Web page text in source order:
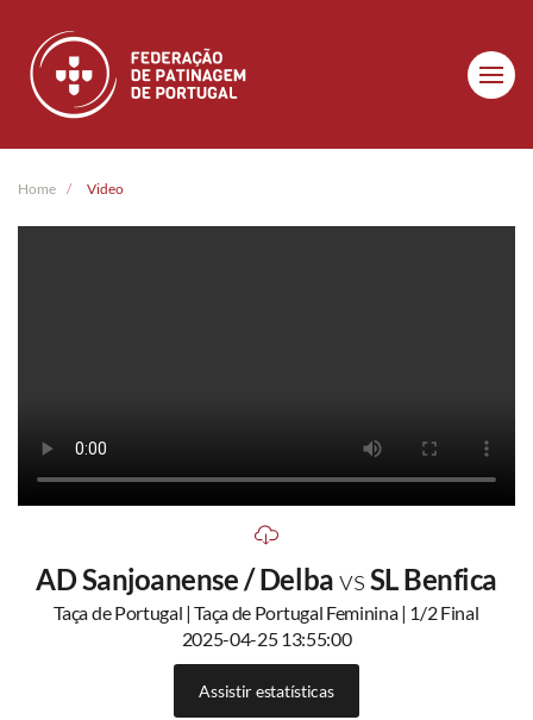
Skip to main content
Home Video
AD Sanjoanense / DelbavsSL Benfica
Taça de Portugal | Taça de Portugal Feminina | 1/2 Final
2025-04-25 13:55:00
Assistir estatísticas